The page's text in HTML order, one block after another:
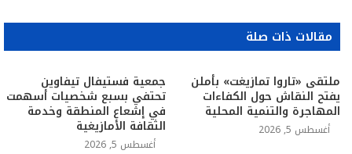
مقالات ذات صلة
ملتقى «تاروا تمازيغت» بأملن
يفتح النقاش حول الكفاءات
المهاجرة والتنمية المحلية
أغسطس 5, 2026
جمعية فستيفال تيفاوين
تحتفي بسبع شخصيات أسهمت
في إشعاع المنطقة وخدمة
الثقافة الأمازيغية
أغسطس 5, 2026